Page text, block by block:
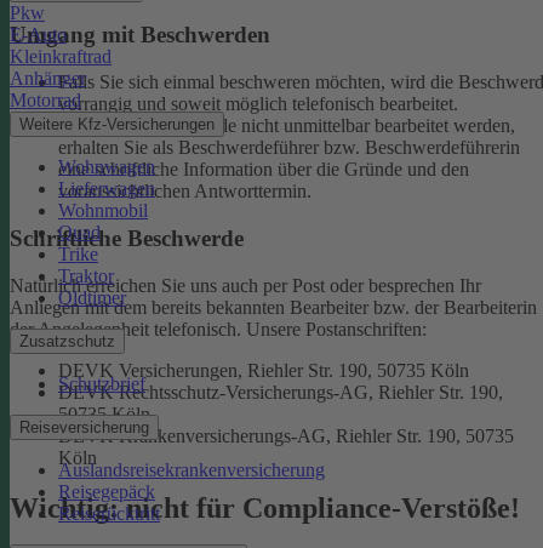
Pkw
E-Auto
Kleinkraftrad
Anhänger
Motorrad
Weitere Kfz-Versicherungen
Wohnwagen
Lieferwagen
Wohnmobil
Quad
Trike
Traktor
Oldtimer
Zusatzschutz
Schutzbrief
Reiseversicherung
Auslandsreisekrankenversicherung
Reisegepäck
Reiserücktritt
Umgang mit Beschwerden
Falls Sie sich einmal beschweren möchten, wird die
vorrangig und soweit möglich telefonisch bearbeitet.
Kann eine Beschwerde nicht unmittelbar bearbeitet werden,
erhalten Sie als Beschwerdeführer bzw. Beschwerdeführerin
eine schriftliche Information über die Gründe und den
voraussichtlichen Antworttermin.
Schriftliche Beschwerde
Natürlich erreichen Sie uns auch per Post oder besprechen Ihr
Anliegen mit dem bereits bekannten Bearbeiter bzw. der Bearbeiterin
der Angelegenheit telefonisch. Unsere Postanschriften:
DEVK Versicherungen, Riehler Str. 190, 50735 Köln
DEVK Rechtsschutz-Versicherungs-AG, Riehler Str. 190,
50735 Köln
DEVK Krankenversicherungs-AG, Riehler Str. 190, 50735
Köln
Wichtig: nicht für Compliance-Verstöße!